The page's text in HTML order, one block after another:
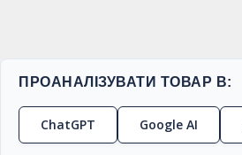
ПРОАНАЛІЗУВАТИ ТОВАР В:
ChatGPT Google AI